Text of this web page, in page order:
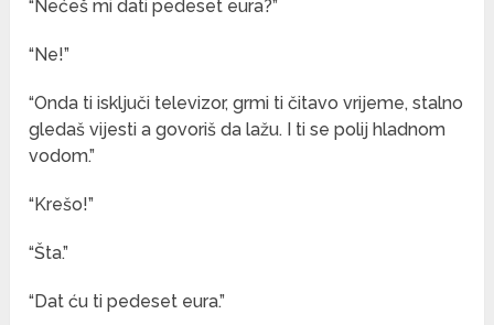
“Nećeš mi dati pedeset eura?”
“Ne!”
“Onda ti isključi televizor, grmi ti čitavo vrijeme, stalno
gledaš vijesti a govoriš da lažu. I ti se polij hladnom
vodom.”
“Krešo!”
“Šta.”
“Dat ću ti pedeset eura.”